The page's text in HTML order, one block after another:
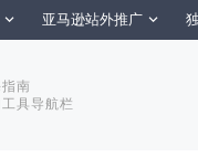
亚马逊站外推广
南
具导航栏